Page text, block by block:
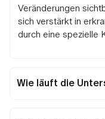
Veränderungen
sich verstärkt in
durch eine spezielle
Wie läuft die